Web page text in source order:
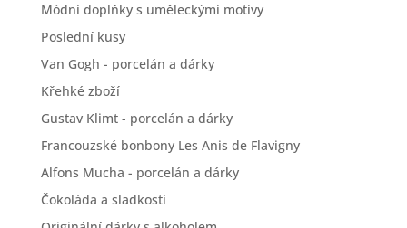
Módní doplňky s uměleckými motivy
Poslední kusy
Van Gogh - porcelán a dárky
Křehké zboží
Gustav Klimt - porcelán a dárky
Francouzské bonbony Les Anis de Flavigny
Alfons Mucha - porcelán a dárky
Čokoláda a sladkosti